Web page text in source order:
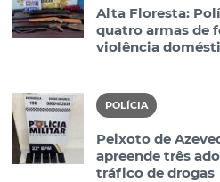
Alta Floresta:
quatro armas de
violência
POLÍCIA
Peixoto de
apreende três
tráfico de drogas